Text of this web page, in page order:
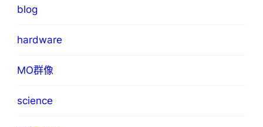
blog
hardware
MO群像
science